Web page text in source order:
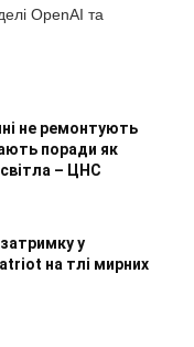
OpenAI та
не ремонтують
поради як
– ЦНС
у
на тлі мирних